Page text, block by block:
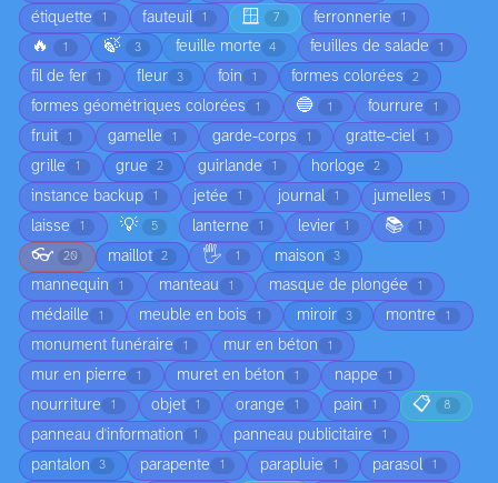
étiquette 1 fauteuil 1 🪟 7 ferronnerie 1
🔥 1 🍃 3 feuille morte 4 feuilles de salade 1
fil de fer 1 fleur 3 foin 1 formes colorées 2
formes géométriques colorées 1 🔵 1 fourrure 1
fruit 1 gamelle 1 garde-corps 1 gratte-ciel 1
grille 1 grue 2 guirlande 1 horloge 2
instance backup 1 jetée 1 journal 1 jumelles 1
laisse 1 💡 5 lanterne 1 levier 1 📚 1
👓 20 maillot 2 🖐️ 1 maison 3
mannequin 1 manteau 1 masque de plongée 1
médaille 1 meuble en bois 1 miroir 3 montre 1
monument funéraire 1 mur en béton 1
mur en pierre 1 muret en béton 1 nappe 1
nourriture 1 objet 1 orange 1 pain 1 📋 8
panneau d'information 1 panneau publicitaire 1
pantalon 3 parapente 1 parapluie 1 parasol 1